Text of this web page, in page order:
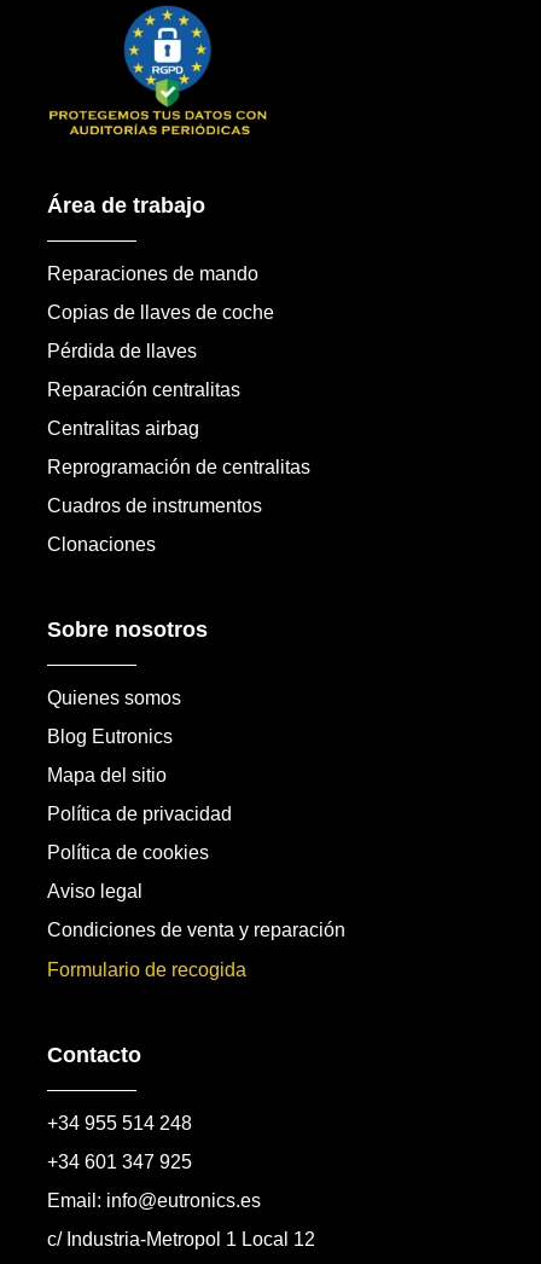
Área de trabajo
Reparaciones de mando
Copias de llaves de coche
Pérdida de llaves
Reparación centralitas
Centralitas airbag
Reprogramación de centralitas
Cuadros de instrumentos
Clonaciones
Sobre nosotros
Quienes somos
Blog Eutronics
Mapa del sitio
Política de privacidad
Política de cookies
Aviso legal
Condiciones de venta y reparación
Formulario de recogida
Contacto
+34 955 514 248
+34 601 347 925
Email: info@eutronics.es
c/ Industria-Metropol 1 Local 12